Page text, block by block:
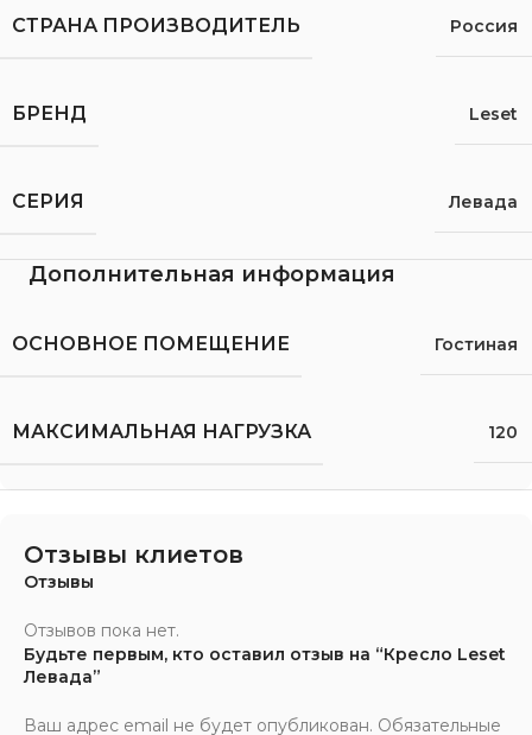
СТРАНА ПРОИЗВОДИТЕЛЬ Россия
БРЕНД Leset
СЕРИЯ Левада
Дополнительная информация
ОСНОВНОЕ ПОМЕЩЕНИЕ Гостиная
МАКСИМАЛЬНАЯ НАГРУЗКА 120
Отзывы клиетов
Отзывы
Отзывов пока нет.
Будьте первым, кто оставил отзыв на “Кресло Leset
Левада”
Ваш адрес email не будет опубликован. Обязательные